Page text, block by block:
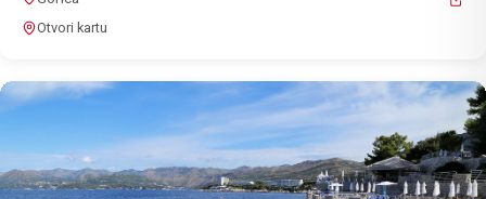
Otvori kartu